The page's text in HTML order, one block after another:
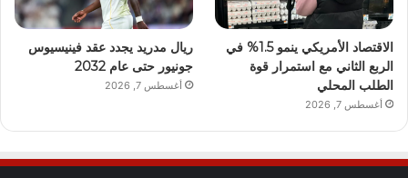
الاقتصاد الأمريكي ينمو 1.5% في
الربع الثاني مع استمرار قوة
الطلب المحلي
أغسطس 7, 2026
ريال مدريد يجدد عقد فينيسيوس
جونيور حتى عام 2032
أغسطس 7, 2026